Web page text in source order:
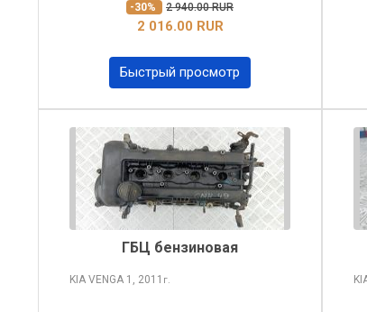
-30% 2 940.00 RUR
2 016.00 RUR
Быстрый просмотр
ГБЦ бензиновая
KIA VENGA 1, 2011 г.